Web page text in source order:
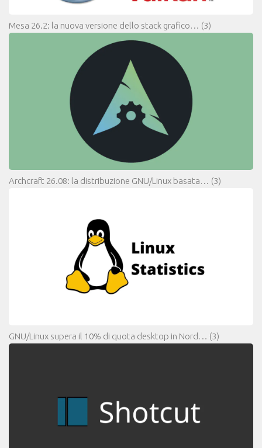
Mesa 26.2: la nuova versione dello stack grafico… (3)
Archcraft 26.08: la distribuzione GNU/Linux basata… (3)
GNU/Linux supera il 10% di quota desktop in Nord… (3)